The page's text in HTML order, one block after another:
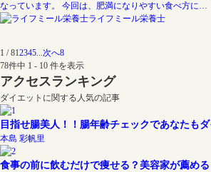
なっています。 今回は、肥満になりやすい食べ方に…
ライフミール栄養士
1 / 812345...次へ8
78件中 1 - 10 件を表示
アクセスランキング
ダイエットに関する人気の記事
目指せ腸美人！！腸年齢チェックであなたも
本島 彩帆里
食事の前に飲むだけで痩せる？美容家が薦め